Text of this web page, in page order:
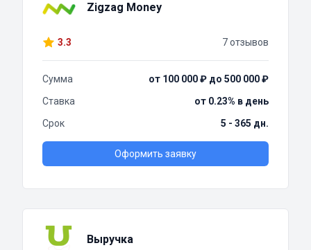
Zigzag Money
3.3 7 отзывов
Сумма
от 100 000 ₽ до 500 000 ₽
Ставка
от 0.23% в день
Срок
5 - 365 дн.
Оформить заявку
Выручка